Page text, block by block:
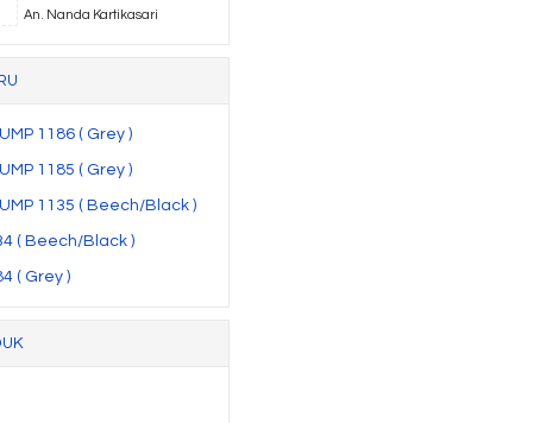
An. Nanda Kartikasari
1186 ( Grey )
1185 ( Grey )
1135 ( Beech/Black )
( Beech/Black )
( Grey )